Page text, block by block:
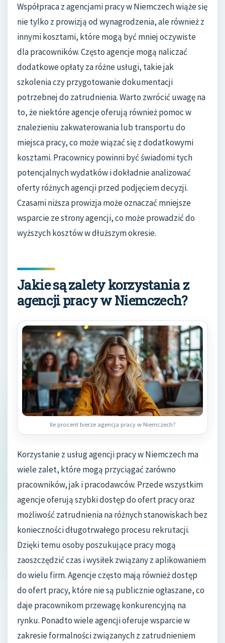
Współpraca z agencjami pracy w Niemczech wiąże się
nie tylko z prowizją od wynagrodzenia, ale również z
innymi kosztami, które mogą być mniej oczywiste
dla pracowników. Często agencje mogą naliczać
dodatkowe opłaty za różne usługi, takie jak
szkolenia czy przygotowanie dokumentacji
potrzebnej do zatrudnienia. Warto zwrócić uwagę na
to, że niektóre agencje oferują również pomoc w
znalezieniu zakwaterowania lub transportu do
miejsca pracy, co może wiązać się z dodatkowymi
kosztami. Pracownicy powinni być świadomi tych
potencjalnych wydatków i dokładnie analizować
oferty różnych agencji przed podjęciem decyzji.
Czasami niższa prowizja może oznaczać mniejsze
wsparcie ze strony agencji, co może prowadzić do
wyższych kosztów w dłuższym okresie.
Jakie są zalety korzystania z
agencji pracy w Niemczech?
Ile procent bierze agencja pracy w Niemczech?
Korzystanie z usług agencji pracy w Niemczech ma
wiele zalet, które mogą przyciągać zarówno
pracowników, jak i pracodawców. Przede wszystkim
agencje oferują szybki dostęp do ofert pracy oraz
możliwość zatrudnienia na różnych stanowiskach bez
konieczności długotrwałego procesu rekrutacji.
Dzięki temu osoby poszukujące pracy mogą
zaoszczędzić czas i wysiłek związany z aplikowaniem
do wielu firm. Agencje często mają również dostęp
do ofert pracy, które nie są publicznie ogłaszane, co
daje pracownikom przewagę konkurencyjną na
rynku. Ponadto wiele agencji oferuje wsparcie w
zakresie formalności związanych z zatrudnieniem